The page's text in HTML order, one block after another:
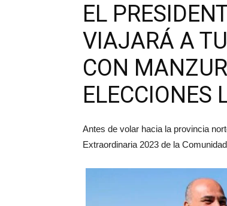
EL
VIAJARÁ A
CON
ELECCIONES
Antes de volar hacia la provincia
Extraordinaria 2023 de la